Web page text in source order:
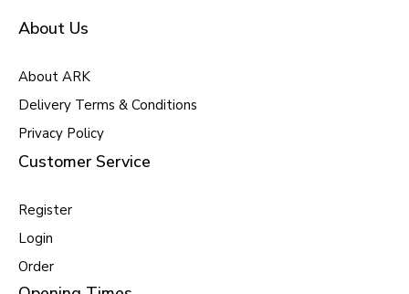
About Us
About ARK
Delivery Terms & Conditions
Privacy Policy
Customer Service
Register
Login
Order